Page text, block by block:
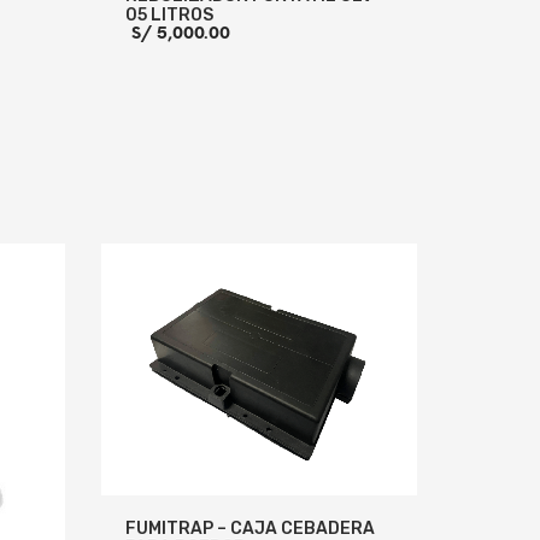
05 LITROS
S/5,000.00
FUMITRAP – CAJA CEBADERA